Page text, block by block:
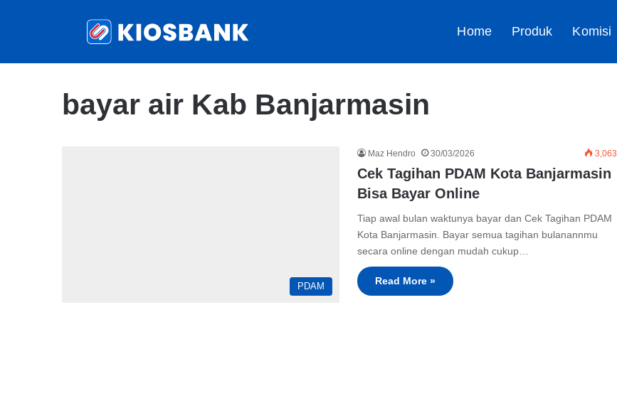
Home Produk Komisi
bayar air Kab Banjarmasin
PDAM
Maz Hendro 30/03/2026 3,063
Cek Tagihan PDAM Kota Banjarmasin
Bisa Bayar Online
Tiap awal bulan waktunya bayar dan Cek Tagihan PDAM
Kota Banjarmasin. Bayar semua tagihan bulanannmu
secara online dengan mudah cukup…
Read More »